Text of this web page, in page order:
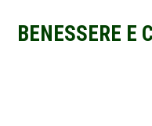
BENESSERE E